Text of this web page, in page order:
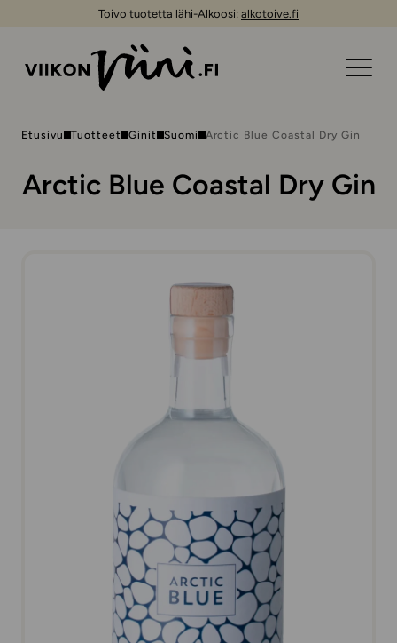
Toivo tuotetta lähi-Alkoosi: alkotoive.fi
Etusivu Tuotteet Ginit Suomi Arctic Blue Coastal Dry Gin
Arctic Blue Coastal Dry Gin